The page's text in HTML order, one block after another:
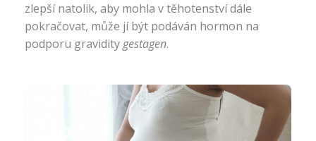
zlepší natolik, aby mohla v těhotenství dále
pokračovat, může jí být podáván hormon na
podporu gravidity gestagen.